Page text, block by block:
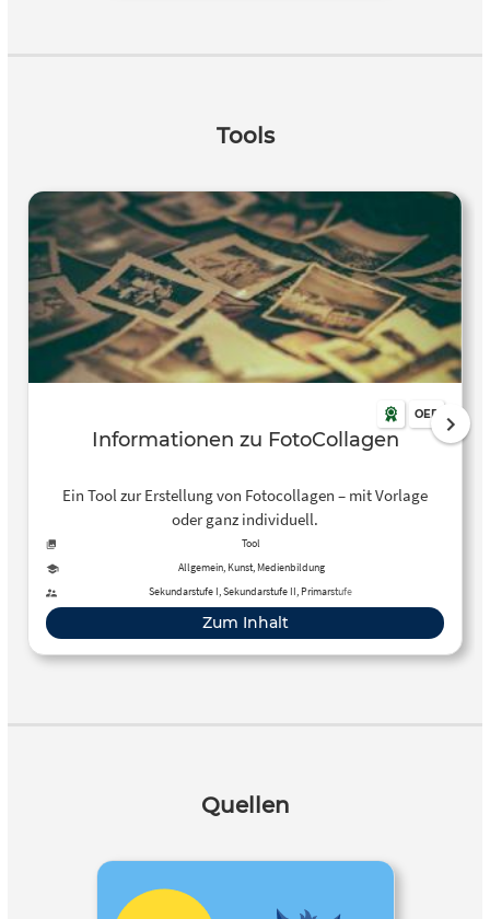
Tools
OER
Informationen zu FotoCollagen
Ein Tool zur Erstellung von Fotocollagen – mit Vorlage
oder ganz individuell.
Tool
Allgemein, Kunst, Medienbildung
Sekundarstufe I, Sekundarstufe II, Primarstufe
Zum Inhalt
Quellen